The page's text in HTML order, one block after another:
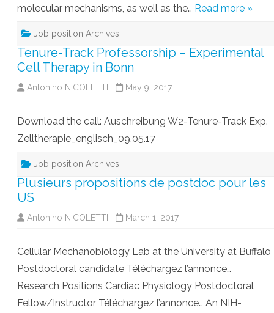
molecular mechanisms, as well as the… Read more »
Job position Archives
Tenure-Track Professorship – Experimental
Cell Therapy in Bonn
Antonino NICOLETTI May 9, 2017
Download the call: Auschreibung W2-Tenure-Track Exp.
Zelltherapie_englisch_09.05.17
Job position Archives
Plusieurs propositions de postdoc pour les
US
Antonino NICOLETTI March 1, 2017
Cellular Mechanobiology Lab at the University at Buffalo
Postdoctoral candidate Téléchargez l’annonce…
Research Positions Cardiac Physiology Postdoctoral
Fellow/Instructor Téléchargez l’annonce… An NIH-